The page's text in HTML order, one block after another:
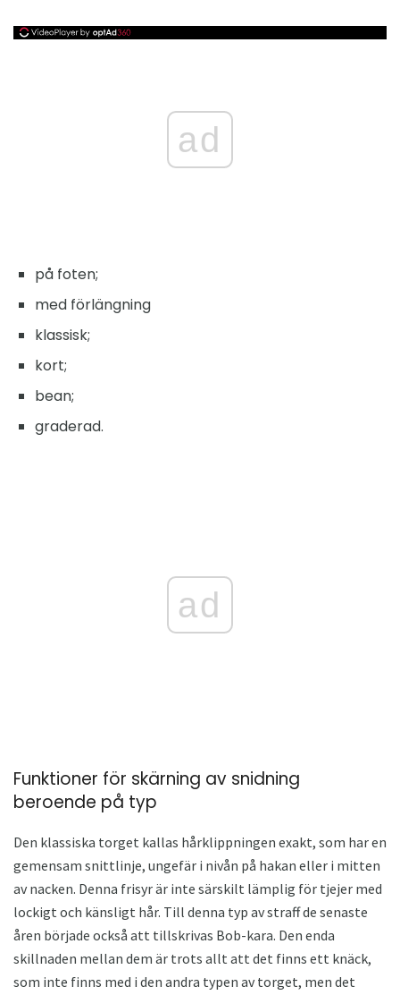
ad
på foten;
med förlängning
klassisk;
kort;
bean;
graderad.
ad
Funktioner för skärning av snidning
beroende på typ
Den klassiska torget kallas hårklippningen exakt, som har en
gemensam snittlinje, ungefär i nivån på hakan eller i mitten
av nacken. Denna frisyr är inte särskilt lämplig för tjejer med
lockigt och känsligt hår. Till denna typ av straff de senaste
åren började också att tillskrivas Bob-kara. Den enda
skillnaden mellan dem är trots allt att det finns ett knäck,
som inte finns med i den andra typen av torget, men det